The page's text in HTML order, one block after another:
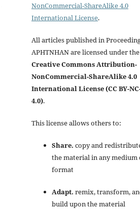
NonCommercial-ShareAlike 4.0
International License.
All articles published in
APHTNHAN are licensed under the
Creative Commons Attribution-
NonCommercial-ShareAlike 4.0
International License (CC BY-
4.0).
This license allows others to:
Share. copy and
the material in any medium
format
Adapt. remix, transform,
build upon the material